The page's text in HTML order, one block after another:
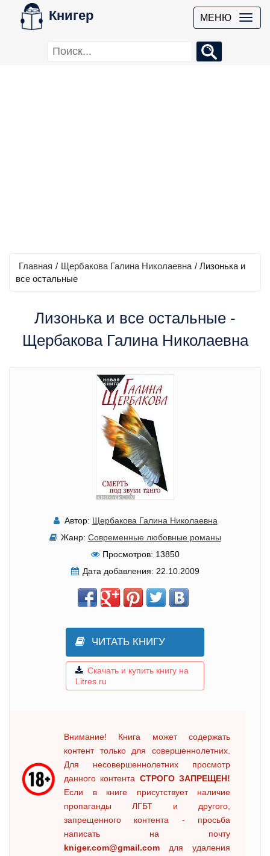
Книгер МЕНЮ
Главная / Щербакова Галина Николаевна / Лизонька и
все остальные
Лизонька и все остальные -
Щербакова Галина Николаевна
Автор: Щербакова Галина Николаевна
Жанр: Современные любовные романы
Просмотров: 13850
Дата добавления: 22.10.2009
ЧИТАТЬ КНИГУ
Скачать и купить книгу на
Litres.ru
Внимание! Книга может содержать
контент только для совершеннолетних.
Для несовершеннолетних просмотр
данного контента СТРОГО ЗАПРЕЩЕН!
Если в книге присутствует наличие
пропаганды ЛГБТ и другого,
запрещенного контента - просьба
написать на почту
kniger.com@gmail.com для удаления